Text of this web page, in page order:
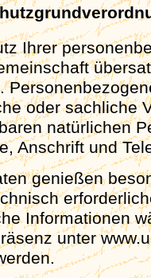
Ihrer
oder sachliche
natürlichen
Anschrift und
genießen
Informationen
unter